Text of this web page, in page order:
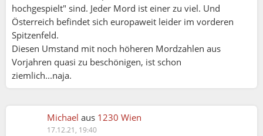
hochgespielt" sind. Jeder Mord ist einer zu viel. Und
Österreich befindet sich europaweit leider im vorderen
Spitzenfeld.
Diesen Umstand mit noch höheren Mordzahlen aus
Vorjahren quasi zu beschönigen, ist schon
ziemlich...naja.
Michael aus 1230 Wien
17.12.21, 19:40